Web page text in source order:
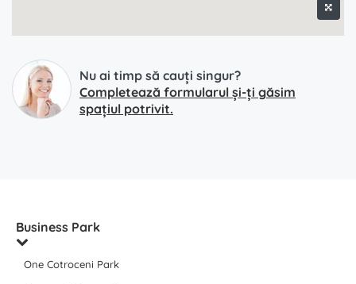
Nu ai timp să cauți singur?
Completează formularul și-ți găsim
spațiul potrivit.
Business Park
One Cotroceni Park